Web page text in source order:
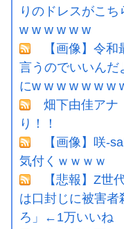
りのドレスがこ
w w w w w w
【画像】令
言うのでいいんだ
にw w w w w w w
畑下由佳ア
り！！
【画像】咲-
気付くｗｗｗｗ
【悲報】Z世
は口封じに被害
ろ」←1万いいね